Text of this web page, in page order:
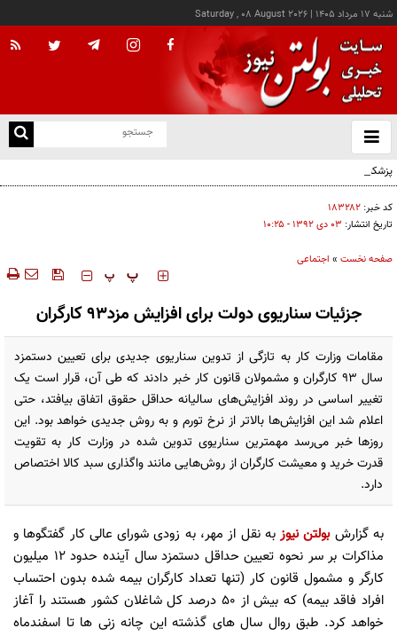
شنبه ۱۷ مرداد ۱۴۰۵ |
Saturday , 08 August 2026
باز
و
پزشکیان: خدمت بی‌منت و مشارکت مردمی، پایه حل مشکلات کشور است
کد خبر: ۱۸۳۲۸۲
تاریخ انتشار: ۰۳ دی ۱۳۹۲ - ۱۰:۲۵
صفحه نخست » اجتماعی
‍‍‍ پ پ
جزئیات سناریوی دولت برای افزایش مزد93 کارگران
مقامات وزارت کار به تازگی از تدوین سناریوی جدیدی برای تعیین دستمزد
سال 93 کارگران و مشمولان قانون کار خبر دادند که طی آن، قرار است یک
تغییر اساسی در روند افزایش‌های سالیانه حداقل حقوق اتفاق بیافتد، حتی
اعلام شد این افزایش‌ها بالاتر از نرخ تورم و به روش جدیدی خواهد بود. این
روزها خبر می‌رسد مهمترین سناریوی تدوین شده در وزارت کار به تقویت
قدرت خرید و معیشت کارگران از روش‌هایی مانند واگذاری سبد کالا اختصاص
دارد.
به گزارش بولتن نیوزبه نقل از مهر، به زودی شورای عالی کار گفتگوها و
مذاکرات بر سر نحوه تعیین حداقل دستمزد سال آینده حدود 12 میلیون
کارگر و مشمول قانون کار (تنها تعداد کارگران بیمه شده بدون احتساب
افراد فاقد بیمه) که بیش از 50 درصد کل شاغلان کشور هستند را آغاز
خواهد کرد. طبق روال سال های گذشته این چانه زنی ها تا اسفندماه